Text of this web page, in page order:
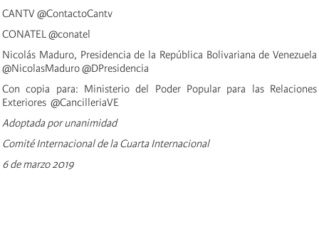
CANTV @ContactoCantv
CONATEL @conatel
Nicolás Maduro, Presidencia de la República Bolivariana de Venezuela
@NicolasMaduro @DPresidencia
Con copia para: Ministerio del Poder Popular para las Relaciones
Exteriores @CancilleriaVE
Adoptada por unanimidad
Comité Internacional de la Cuarta Internacional
6 de marzo 2019